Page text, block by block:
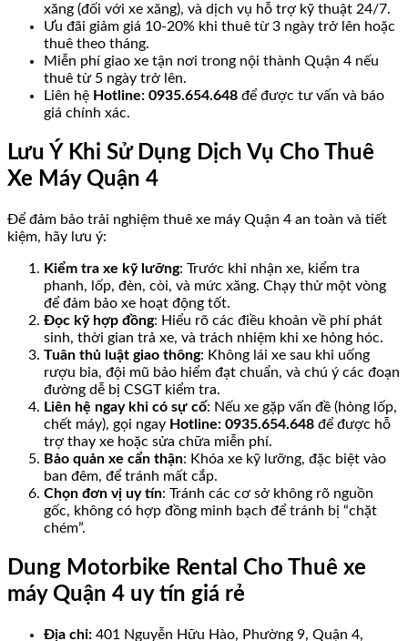
xăng (đối với xe xăng), và dịch vụ hỗ trợ kỹ thuật 24/7.
Ưu đãi giảm giá 10-20% khi thuê từ 3 ngày trở lên hoặc
thuê theo tháng.
Miễn phí giao xe tận nơi trong nội thành Quận 4 nếu
thuê từ 5 ngày trở lên.
Liên hệ Hotline: 0935.654.648 để được tư vấn và báo
giá chính xác.
Lưu Ý Khi Sử Dụng Dịch Vụ Cho Thuê
Xe Máy Quận 4
Để đảm bảo trải nghiệm thuê xe máy Quận 4 an toàn và tiết
kiệm, hãy lưu ý:
Kiểm tra xe kỹ lưỡng: Trước khi nhận xe, kiểm tra
phanh, lốp, đèn, còi, và mức xăng. Chạy thử một vòng
để đảm bảo xe hoạt động tốt.
Đọc kỹ hợp đồng: Hiểu rõ các điều khoản về phí phát
sinh, thời gian trả xe, và trách nhiệm khi xe hỏng hóc.
Tuân thủ luật giao thông: Không lái xe sau khi uống
rượu bia, đội mũ bảo hiểm đạt chuẩn, và chú ý các đoạn
đường dễ bị CSGT kiểm tra.
Liên hệ ngay khi có sự cố: Nếu xe gặp vấn đề (hỏng lốp,
chết máy), gọi ngay Hotline: 0935.654.648 để được hỗ
trợ thay xe hoặc sửa chữa miễn phí.
Bảo quản xe cẩn thận: Khóa xe kỹ lưỡng, đặc biệt vào
ban đêm, để tránh mất cắp.
Chọn đơn vị uy tín: Tránh các cơ sở không rõ nguồn
gốc, không có hợp đồng minh bạch để tránh bị “chặt
chém”.
Dung Motorbike Rental Cho Thuê xe
máy Quận 4 uy tín giá rẻ
Địa chỉ: 401 Nguyễn Hữu Hào, Phường 9, Quận 4,